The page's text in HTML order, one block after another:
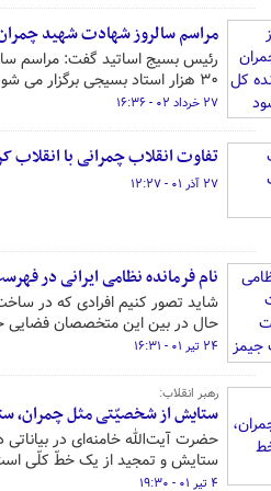
مراسم سالروز شهادت شهید
رئیس بسیج اساتید گفت: مراسم
۳۰ هزار استاد بسیجی‌ برگزار می شود.
۲۷ خرداد ۰۲ - ۱۶:۳۶
تفاوت انقلاب چمرانی با انقلاب
۲۷ آذر ۰۱ - ۱۲:۲۷
نام فرمانده نظامی ایرانی در
شاید تصور کنیم افرادی که در
حال در بین این متخصصان فضایی
۲۴ تیر ۰۱ - ۱۶:۳۱
رهبر انقلاب:
ستایش از شخصیّتی مثل چمران،
حضرت آیت‌الله خامنه‌ای در
ستایش و تمجید از یک خطّ کلّی
۴ تیر ۰۱ - ۱۹:۳۰